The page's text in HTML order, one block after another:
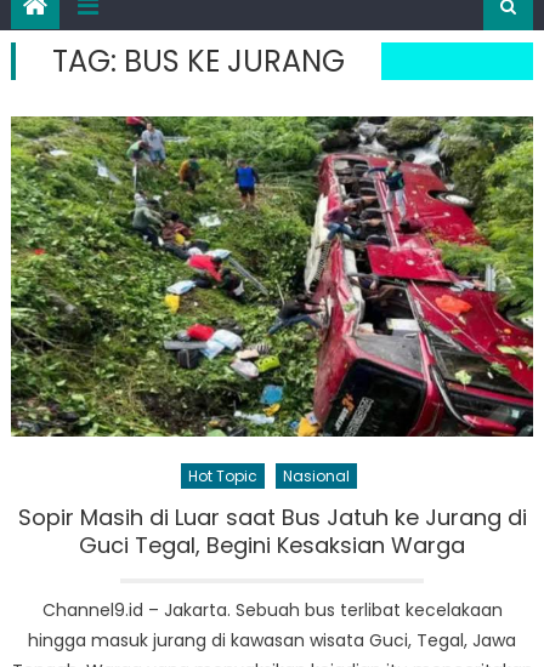
TAG: BUS KE JURANG
Hot Topic Nasional
Sopir Masih di Luar saat Bus Jatuh ke Jurang di
Guci Tegal, Begini Kesaksian Warga
Channel9.id – Jakarta. Sebuah bus terlibat kecelakaan
hingga masuk jurang di kawasan wisata Guci, Tegal, Jawa